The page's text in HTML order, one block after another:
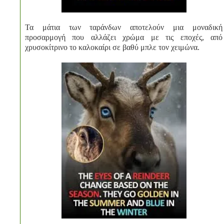
Τα μάτια των ταράνδων αποτελούν μια μοναδική
προσαρμογή που αλλάζει χρώμα με τις εποχές, από
χρυσοκίτρινο το καλοκαίρι σε βαθύ μπλε τον χειμώνα.